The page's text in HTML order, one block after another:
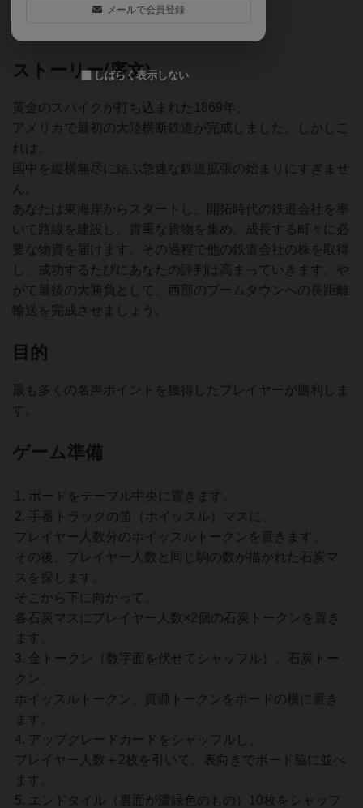
BGG weight：2.76
ストーリー(序文)
黄金のスパイクが打ち込まれた1869年、
アメリカで最初の大陸横断鉄道が完成しました。しかしこ
れは、
国中を縦横無尽に結ぶ急速な鉄道拡張の始まりにすぎませ
ん。
あなたは東海岸からスタートし、開拓時代の鉄道会社を率
いて路線を建設し、貴重な貨物を集め、成長する町々に必
要な物資を届けます。その過程で他の鉄道会社の株を取得
し、成功するたびにあなたの評判は高まっていきます。や
がて最後の大勝負として、西部のブームタウンへの長距離
輸送を完成させましょう。
目的
最も多くの名声ポイントを獲得したプレイヤーが勝利しま
す。
ゲーム準備
ボードをテーブル中央に置きます。
手番トラックの笛（ホイッスル）マスに、
プレイヤー人数分のホイッスルトークンを置きます。
その後、プレイヤー人数と同じ駒の数が描かれた石炭マ
スを探します。
そこから下に向かって、
各石炭マスにプレイヤー人数×2個の石炭トークンを置き
ます。
金トークン（数字面を伏せてシャッフル）、石炭トー
クン、
ホイッスルトークン、資源トークンをボードの横に置き
ます。
アップグレードカードをシャッフルし、
プレイヤー人数＋2枚を引いて、表向きでボード脇に並べ
ます。
エンドタイル（裏面が濃緑色のもの）10枚をシャッフ
メールで会員登録
しばらく表示しない